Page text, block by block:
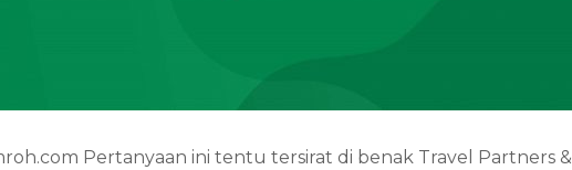
Pertanyaan ini tentu tersirat di benak Travel Partners &